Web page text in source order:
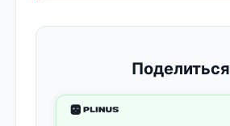
Поделиться